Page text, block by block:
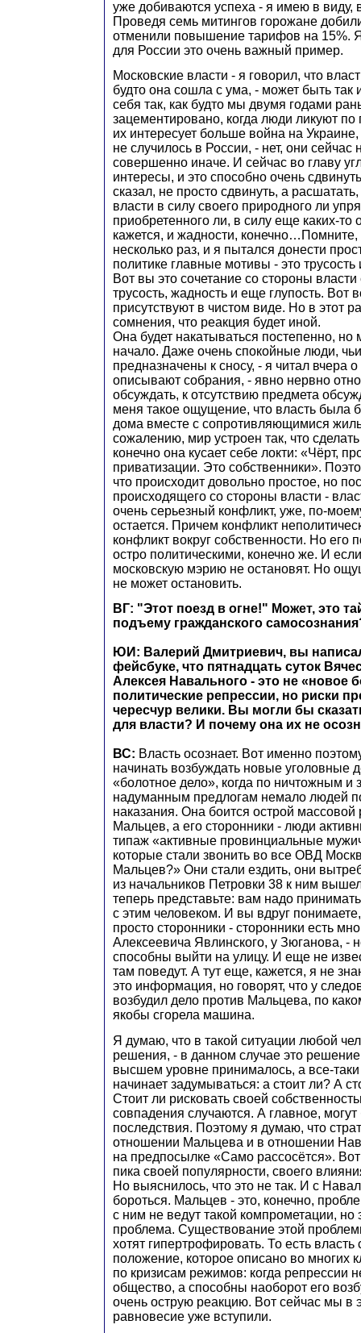
уже добиваются успеха - я имею в виду,
Проведя семь митингов горожане
отменили повышение тарифов на 15%. Я
для России это очень важный пример.
Московские власти - я говорил, что
будто она сошла с ума, - может быть так
себя так, как будто мы двумя годами
зацементировано, когда люди ликуют по
их интересует больше война на
не случилось в России, - нет, они сейчас
совершенно иначе. И сейчас во главу
интересы, и это способно очень
сказал, не просто сдвинуть, а
власти в силу своего природного ли
приобретенного ли, в силу еще каких-то
кажется, и жадности,
несколько раз, и я пытался донести
политике главные мотивы - это трусость
Вот вы это сочетание со стороны власти
трусость, жадность и еще глупость. Вот
присутствуют в чистом виде. Но в этот
сомнения, что реакция будет иной.
Она будет накатываться постепенно,
начало. Даже очень спокойные люди,
предназначены к сносу, - я читал вчера
описывают собрания, - явно нервно
обсуждать, к отсутствию предмета
меня такое ощущение, что власть была
дома вместе с сопротивляющимися
сожалению, мир устроен так, что
конечно она кусает себе локти: «Чёрт,
приватизации. Это собственники».
что происходит довольно простое, но
происходящего со стороны власти -
очень серьезный конфликт, уже, по-
остается. Причем конфликт
конфликт вокруг собственности. Но его
остро политическими, конечно же. И
московскую мэрию не остановят. Но
не может остановить.
ВГ: "Этот поезд в огне!" Может, это
подъему гражданского
ЮИ: Валерий Дмитриевич, вы
фейсбуке, что пятнадцать суток
Алексея Навального - это не «новое
политические репрессии, но риски
чересчур велики. Вы могли бы
для власти? И почему она их не
ВС: Власть осознает. Вот именно
начинать возбуждать новые уголовные
«болотное дело», когда по ничтожным и
надуманным предлогам немало людей
наказания. Она боится острой
Мальцев, а его сторонники - люди
типаж «активные провинциальные
которые стали звонить во все ОВД
Мальцев?» Они стали ездить, они
из начальников Петровки 38 к ним
теперь представьте: вам надо
с этим человеком. И вы вдруг понимаете,
просто сторонники - сторонники есть
Алексеевича Явлинского, у Зюганова, -
способны выйти на улицу. И еще не
там поведут. А тут еще, кажется, я не
это информация, но говорят, что у
возбудил дело против Мальцева, по
якобы сгорела машина.
Я думаю, что в такой ситуации любой
решения, - в данном случае это
высшем уровне принималось, а все-
начинает задумываться: а стоит ли? А
Стоит ли рисковать своей
совпадения случаются. А главное,
последствия. Поэтому я думаю, что
отношении Мальцева и в отношении
на предпосылке «Само рассосётся».
пика своей популярности, своего
Но выяснилось, что это не так. И с
бороться. Мальцев - это, конечно,
с ним не ведут такой компрометации, но
проблема. Существование этой
хотят гипертрофировать. То есть
положение, которое описано во многих
по кризисам режимов: когда репрессии
общество, а способны наоборот его
очень острую реакцию. Вот сейчас мы в
равновесие уже вступили.